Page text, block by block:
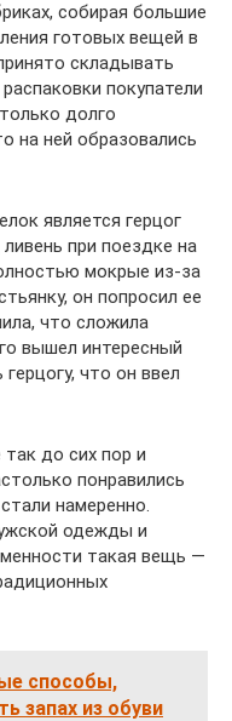
собирая большие
готовых вещей в
складывать
покупатели
долго
на ней образовались
является герцог
при поездке на
мокрые из-за
он попросил ее
что сложила
вышел интересный
что он ввел
так до сих пор и
понравились
намеренно.
одежды и
такая вещь —
способы,
запах из обуви